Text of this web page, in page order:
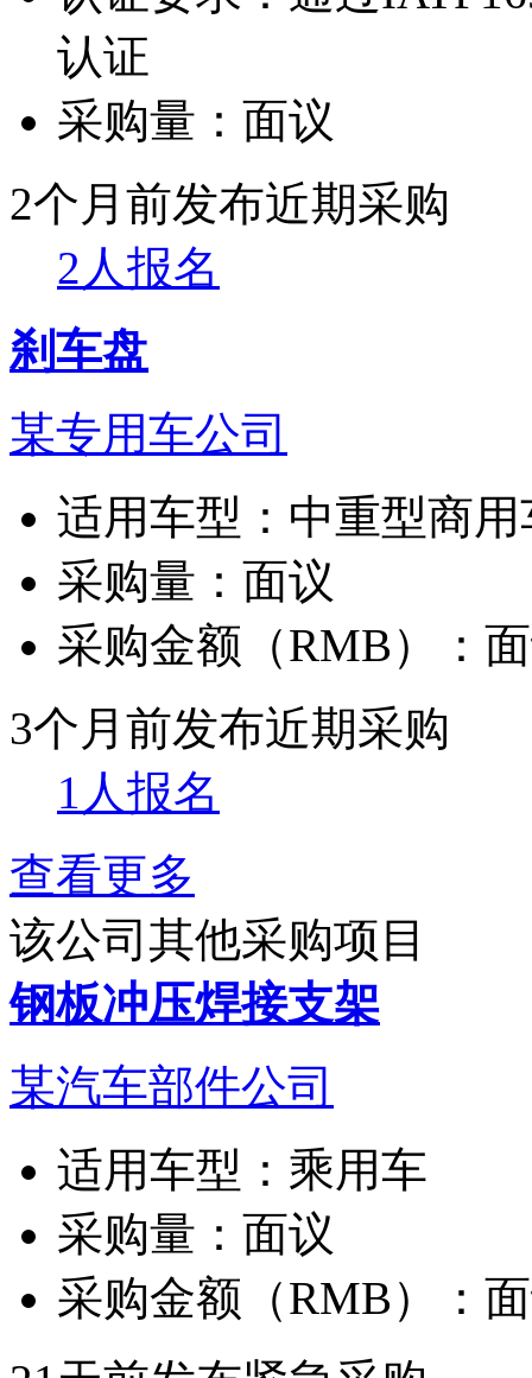
认证
采购量： 面议
2个月前发布近期采购
2人报名
刹车盘
某专用车公司
适用车型： 中重型商
采购量： 面议
采购金额（RMB）：
3个月前发布近期采购
1人报名
查看更多
该公司其他采购项目
钢板冲压焊接支架
某汽车部件公司
适用车型： 乘用车
采购量： 面议
采购金额（RMB）：